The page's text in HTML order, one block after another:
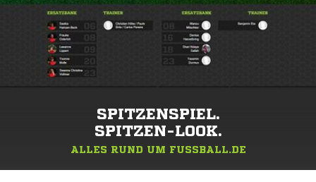
SPITZENSPIEL.
SPITZEN-LOOK.
ALLES RUND UM FUSSBALL.DE